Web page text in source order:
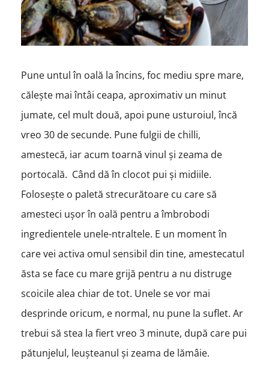
Pune untul în oală la încins, foc mediu spre mare,
călește mai întâi ceapa, aproximativ un minut
jumate, cel mult două, apoi pune usturoiul, încă
vreo 30 de secunde. Pune fulgii de chilli,
amestecă, iar acum toarnă vinul și zeama de
portocală. Când dă în clocot pui și midiile.
Folosește o paletă strecurătoare cu care să
amesteci ușor în oală pentru a îmbrobodi
ingredientele unele-ntraltele. E un moment în
care vei activa omul sensibil din tine, amestecatul
ăsta se face cu mare grijă pentru a nu distruge
scoicile alea chiar de tot. Unele se vor mai
desprinde oricum, e normal, nu pune la suflet. Ar
trebui să stea la fiert vreo 3 minute, după care pui
pătunjelul, leușteanul și zeama de lămâie.